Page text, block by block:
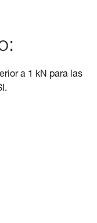
a 1 kN para las